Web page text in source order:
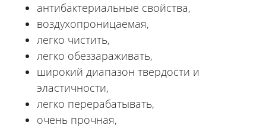
антибактериальные свойства,
воздухопроницаемая,
легко чистить,
легко обеззараживать,
широкий диапазон твердости и
эластичности,
легко перерабатывать,
очень прочная,